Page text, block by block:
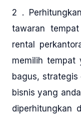
2 .
tawaran
rental
memilih tempat
bagus, strategis
bisnis yang
diperhitungkan